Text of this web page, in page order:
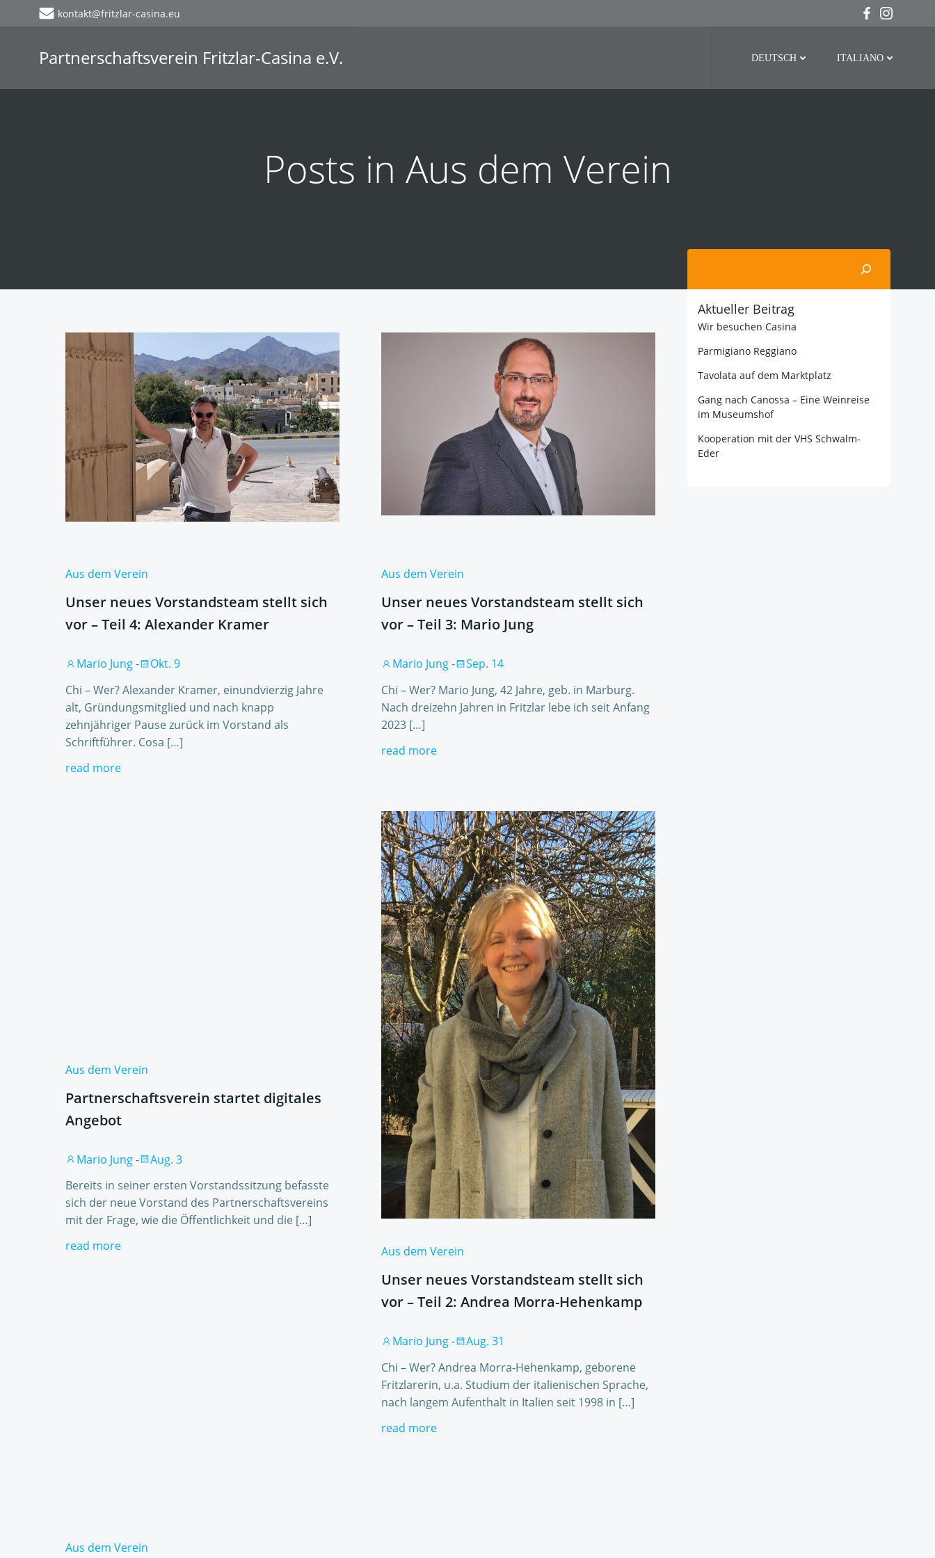
kontakt@fritzlar-casina.eu
Partnerschaftsverein Fritzlar-Casina e.V. DEUTSCH ITALIANO
Posts in Aus dem Verein
Aus dem Verein
Unser neues Vorstandsteam stellt sich
vor – Teil 4: Alexander Kramer
Mario Jung-
Okt. 9
Chi – Wer? Alexander Kramer, einundvierzig Jahre
alt, Gründungsmitglied und nach knapp
zehnjähriger Pause zurück im Vorstand als
Schriftführer. Cosa […]
read more
Aus dem Verein
Unser neues Vorstandsteam stellt sich
vor – Teil 3: Mario Jung
Mario Jung-
Sep. 14
Chi – Wer? Mario Jung, 42 Jahre, geb. in Marburg.
Nach dreizehn Jahren in Fritzlar lebe ich seit Anfang
2023 […]
read more
Aus dem Verein
Unser neues Vorstandsteam stellt sich
vor – Teil 2: Andrea Morra-Hehenkamp
Mario Jung-
Aug. 31
Chi – Wer? Andrea Morra-Hehenkamp, geborene
Fritzlarerin, u.a. Studium der italienischen Sprache,
nach langem Aufenthalt in Italien seit 1998 in […]
read more
Aus dem Verein
Partnerschaftsverein startet digitales
Angebot
Mario Jung-
Aug. 3
Bereits in seiner ersten Vorstandssitzung befasste
sich der neue Vorstand des Partnerschaftsvereins
mit der Frage, wie die Öffentlichkeit und die […]
read more
Aus dem Verein
Suchen
Aktueller Beitrag
Wir besuchen Casina
Parmigiano Reggiano
Tavolata auf dem Marktplatz
Gang nach Canossa – Eine Weinreise
im Museumshof
Kooperation mit der VHS Schwalm-
Eder